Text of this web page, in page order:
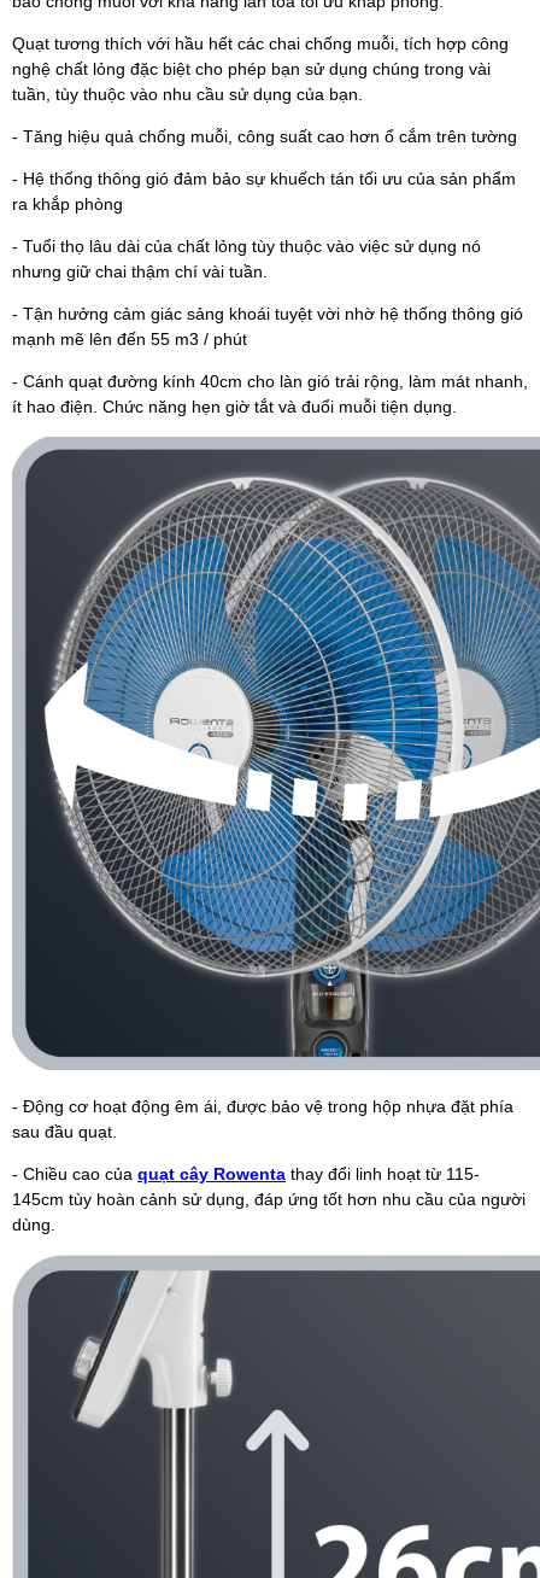
Quạt tương thích với hầu hết các chai chống muỗi, tích hợp công
nghệ chất lỏng đặc biệt cho phép bạn sử dụng chúng trong vài
tuần, tùy thuộc vào nhu cầu sử dụng của bạn.
- Tăng hiệu quả chống muỗi, công suất cao hơn ổ cắm trên tường
- Hệ thống thông gió đảm bảo sự khuếch tán tối ưu của sản phẩm
ra khắp phòng
- Tuổi thọ lâu dài của chất lỏng tùy thuộc vào việc sử dụng nó
nhưng giữ chai thậm chí vài tuần.
- Tận hưởng cảm giác sảng khoái tuyệt vời nhờ hệ thống thông gió
mạnh mẽ lên đến 55 m3 / phút
- Cánh quạt đường kính 40cm cho làn gió trải rộng, làm mát nhanh,
ít hao điện. Chức năng hẹn giờ tắt và đuổi muỗi tiện dụng.
- Động cơ hoạt động êm ái, được bảo vệ trong hộp nhựa đặt phía
sau đầu quạt.
- Chiều cao của quạt cây Rowenta thay đổi linh hoạt từ 115-
145cm tùy hoàn cảnh sử dụng, đáp ứng tốt hơn nhu cầu của người
dùng.